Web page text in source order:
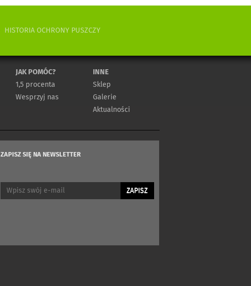
HISTORIA OCHRONY PUSZCZY
JAK POMÓC?
1,5 procenta
Wesprzyj nas
INNE
Sklep
Galerie
Aktualności
ZAPISZ SIĘ NA NEWSLETTER
ZAPISZ